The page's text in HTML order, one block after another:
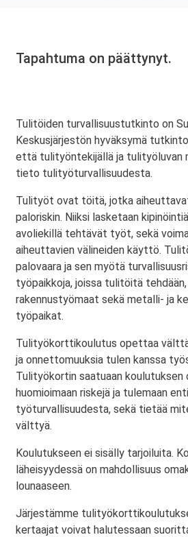
Tapahtuma on päättynyt.
Tulitöiden turvallisuustutkinto on
Keskusjärjestön hyväksymä
että tulityöntekijällä ja tulityöluvan
tieto tulityöturvallisuudesta.
Tulityöt ovat töitä, jotka
paloriskin. Niiksi lasketaan
avoliekillä tehtävät työt, sekä
aiheuttavien välineiden käyttö.
palovaara ja sen myötä
työpaikkoja, joissa tulitöitä
rakennustyömaat sekä metalli- ja
työpaikat.
Tulityökorttikoulutus opettaa
ja onnettomuuksia tulen kanssa
Tulityökortin saatuaan koulutuksen
huomioimaan riskejä ja tulemaan
työturvallisuudesta, sekä tietää
välttyä.
Koulutukseen ei sisälly tarjoiluita.
läheisyydessä on mahdollisuus
lounaaseen.
Järjestämme
kertaajat voivat halutessaan